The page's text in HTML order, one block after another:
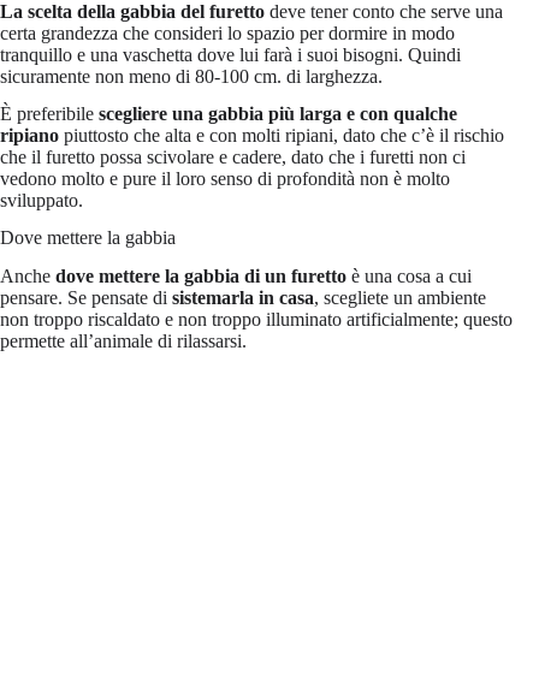
La scelta della gabbia del furetto deve tener conto che serve una
certa grandezza che consideri lo spazio per dormire in modo
tranquillo e una vaschetta dove lui farà i suoi bisogni. Quindi
sicuramente non meno di 80-100 cm. di larghezza.
È preferibile scegliere una gabbia più larga e con qualche
ripiano piuttosto che alta e con molti ripiani, dato che c’è il rischio
che il furetto possa scivolare e cadere, dato che i furetti non ci
vedono molto e pure il loro senso di profondità non è molto
sviluppato.
Dove mettere la gabbia
Anche dove mettere la gabbia di un furetto è una cosa a cui
pensare. Se pensate di sistemarla in casa, scegliete un ambiente
non troppo riscaldato e non troppo illuminato artificialmente; questo
permette all’animale di rilassarsi.